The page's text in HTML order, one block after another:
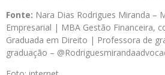
Fonte: Nara Dias Rodrigues Miranda –
Empresarial | MBA Gestão Financeira,
Graduada em Direito | Professora de
graduação –